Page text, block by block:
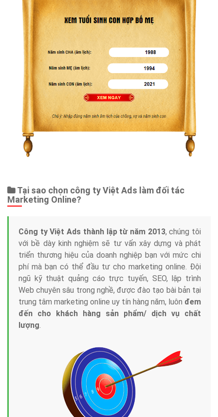
Tại sao chọn công ty Việt Ads làm đối tác
Marketing Online?
Công ty Việt Ads thành lập từ năm 2013, chúng tôi
với bề dày kinh nghiệm sẽ tư vấn xây dựng và phát
triển thương hiệu của doanh nghiệp bạn với mức chi
phí mà bạn có thể đầu tư cho marketing online. Đội
ngũ kỹ thuật quảng cáo trực tuyến, SEO, lập trình
Web chuyên sâu trong nghề, được đào tạo bài bản tại
trung tâm marketing online uy tín hàng năm, luôn đem
đến cho khách hàng sản phẩm/ dịch vụ chất
lượng.